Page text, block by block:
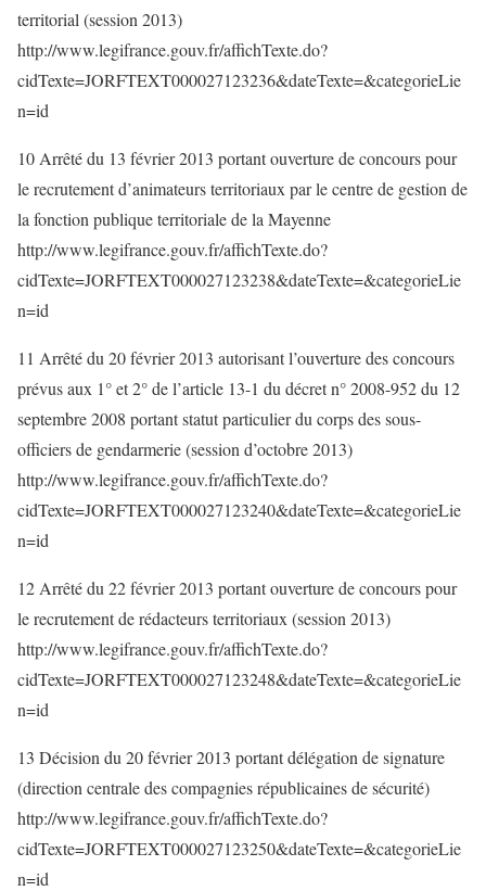
territorial (session 2013)
http://www.legifrance.gouv.fr/affichTexte.do?
cidTexte=JORFTEXT000027123236&dateTexte=&categorieLie
n=id
10 Arrêté du 13 février 2013 portant ouverture de concours pour
le recrutement d’animateurs territoriaux par le centre de gestion de
la fonction publique territoriale de la Mayenne
http://www.legifrance.gouv.fr/affichTexte.do?
cidTexte=JORFTEXT000027123238&dateTexte=&categorieLie
n=id
11 Arrêté du 20 février 2013 autorisant l’ouverture des concours
prévus aux 1° et 2° de l’article 13-1 du décret n° 2008-952 du 12
septembre 2008 portant statut particulier du corps des sous-
officiers de gendarmerie (session d’octobre 2013)
http://www.legifrance.gouv.fr/affichTexte.do?
cidTexte=JORFTEXT000027123240&dateTexte=&categorieLie
n=id
12 Arrêté du 22 février 2013 portant ouverture de concours pour
le recrutement de rédacteurs territoriaux (session 2013)
http://www.legifrance.gouv.fr/affichTexte.do?
cidTexte=JORFTEXT000027123248&dateTexte=&categorieLie
n=id
13 Décision du 20 février 2013 portant délégation de signature
(direction centrale des compagnies républicaines de sécurité)
http://www.legifrance.gouv.fr/affichTexte.do?
cidTexte=JORFTEXT000027123250&dateTexte=&categorieLie
n=id